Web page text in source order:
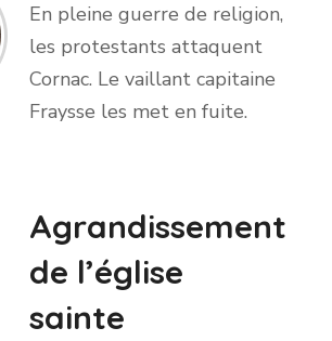
En pleine guerre de religion,
les protestants attaquent
Cornac. Le vaillant capitaine
Fraysse les met en fuite.
Agrandissement
de l’église
sainte